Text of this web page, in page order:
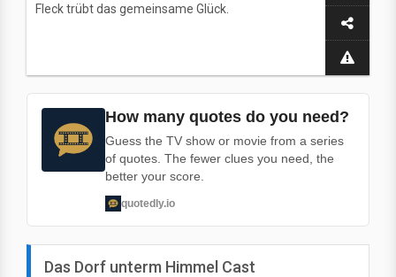
Fleck trübt das gemeinsame Glück.
How many quotes do you need?
Guess the TV show or movie from a series
of quotes. The fewer clues you need, the
better your score.
quotedly.io
Das Dorf unterm Himmel Cast